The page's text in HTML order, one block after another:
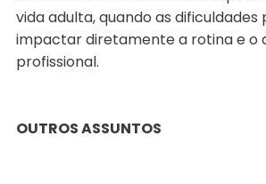
vida adulta, quando as dificuldades
impactar diretamente a rotina e o
profissional.
OUTROS ASSUNTOS